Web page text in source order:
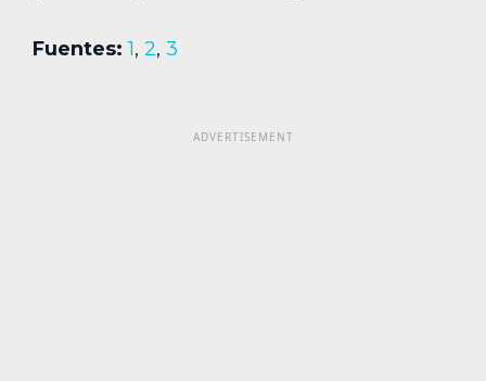
Fuentes: 1, 2, 3